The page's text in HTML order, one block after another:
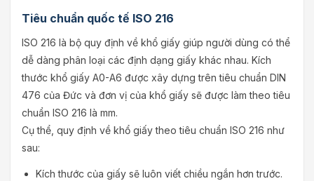
Tiêu chuẩn quốc tế ISO 216
ISO 216 là bộ quy định về khổ giấy giúp người dùng có thể
dễ dàng phân loại các định dạng giấy khác nhau. Kích
thước khổ giấy A0-A6 được xây dựng trên tiêu chuẩn DIN
476 của Đức và đơn vị của khổ giấy sẽ được làm theo tiêu
chuẩn ISO 216 là mm.
Cụ thể, quy định về khổ giấy theo tiêu chuẩn ISO 216 như
sau:
Kích thước của giấy sẽ luôn viết chiều ngắn hơn trước.